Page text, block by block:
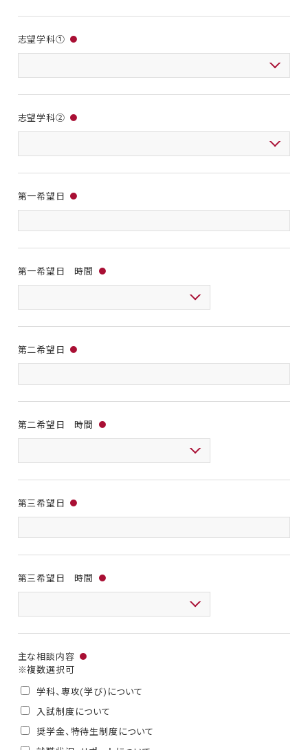
志望学科① ●
志望学科② ●
第一希望日 ●
第一希望日 時間 ●
第二希望日 ●
第二希望日 時間 ●
第三希望日 ●
第三希望日 時間 ●
主な相談内容 ●
※複数選択可
学科、専攻(学び)について
入試制度について
奨学金、特待生制度について